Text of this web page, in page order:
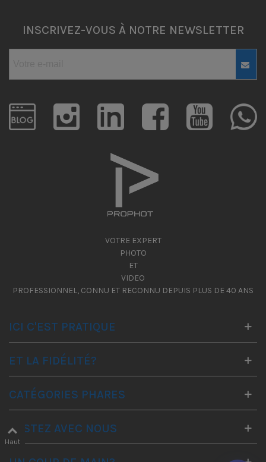
INSCRIVEZ-VOUS À NOTRE NEWSLETTER
VOTRE EXPERT
PHOTO
ET
VIDEO
PROFESSIONNEL, CONNU ET RECONNU DEPUIS PLUS DE 40 ANS
ICI C'EST PRATIQUE
ET LA FIDÉLITÉ?
CATÉGORIES PHARES
RESTEZ AVEC NOUS
Haut